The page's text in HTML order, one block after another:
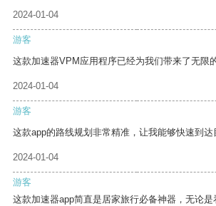
2024-01-04
游客
这款加速器VPM应用程序已经为我们带来了无限
2024-01-04
游客
这款app的路线规划非常精准，让我能够快速到达
2024-01-04
游客
这款加速器app简直是居家旅行必备神器，无论